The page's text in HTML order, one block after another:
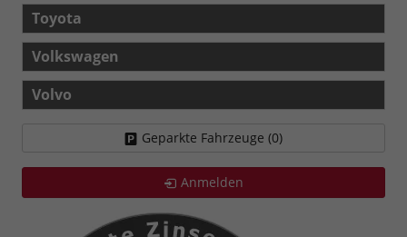
Toyota
Volkswagen
Volvo
Geparkte Fahrzeuge (0)
Anmelden